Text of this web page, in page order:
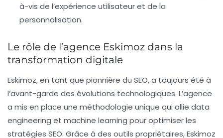
à-vis de l’expérience utilisateur et de la
personnalisation.
Le rôle de l’agence Eskimoz dans la
transformation digitale
Eskimoz, en tant que pionnière du SEO, a toujours été à
l’avant-garde des évolutions technologiques. L’agence
a mis en place une méthodologie unique qui allie data
engineering et machine learning pour optimiser les
stratégies SEO. Grâce à des outils propriétaires, Eskimoz